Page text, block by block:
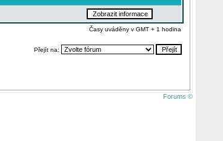
Časy uváděny v GMT + 1 hodina
Přejít na:
Forums ©